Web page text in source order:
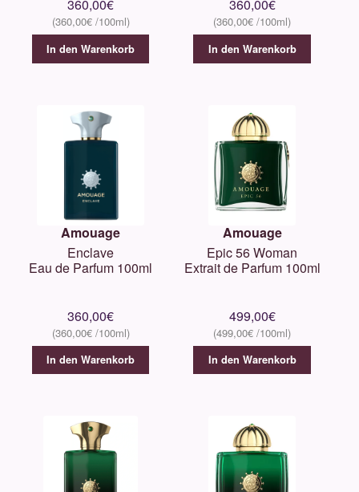
360,00€
360,00€
In den Warenkorb
360,00€
360,00€
In den Warenkorb
Amouage
Enclave
Eau de Parfum 100ml
360,00€
360,00€
In den Warenkorb
Amouage
Epic 56 Woman
Extrait de Parfum 100ml
499,00€
499,00€
In den Warenkorb